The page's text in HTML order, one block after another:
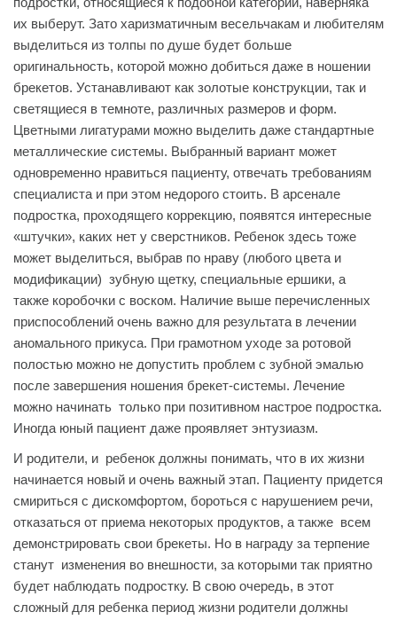
их выберут. Зато харизматичным весельчакам и любителям
выделиться из толпы по душе будет больше
оригинальность, которой можно добиться даже в ношении
брекетов. Устанавливают как золотые конструкции, так и
светящиеся в темноте, различных размеров и форм.
Цветными лигатурами можно выделить даже стандартные
металлические системы. Выбранный вариант может
одновременно нравиться пациенту, отвечать требованиям
специалиста и при этом недорого стоить. В арсенале
подростка, проходящего коррекцию, появятся интересные
«штучки», каких нет у сверстников. Ребенок здесь тоже
может выделиться, выбрав по нраву (любого цвета и
модификации) зубную щетку, специальные ершики, а
также коробочки с воском. Наличие выше перечисленных
приспособлений очень важно для результата в лечении
аномального прикуса. При грамотном уходе за ротовой
полостью можно не допустить проблем с зубной эмалью
после завершения ношения брекет-системы. Лечение
можно начинать только при позитивном настрое подростка.
Иногда юный пациент даже проявляет энтузиазм.
И родители, и ребенок должны понимать, что в их жизни
начинается новый и очень важный этап. Пациенту придется
смириться с дискомфортом, бороться с нарушением речи,
отказаться от приема некоторых продуктов, а также всем
демонстрировать свои брекеты. Но в награду за терпение
станут изменения во внешности, за которыми так приятно
будет наблюдать подростку. В свою очередь, в этот
сложный для ребенка период жизни родители должны